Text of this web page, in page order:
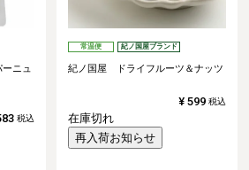
ニュ
税込
常温便 紀ノ国屋ブランド
紀ノ国屋 ドライフルーツ＆ナッツ
¥ 599 税込
在庫切れ
再入荷お知らせ